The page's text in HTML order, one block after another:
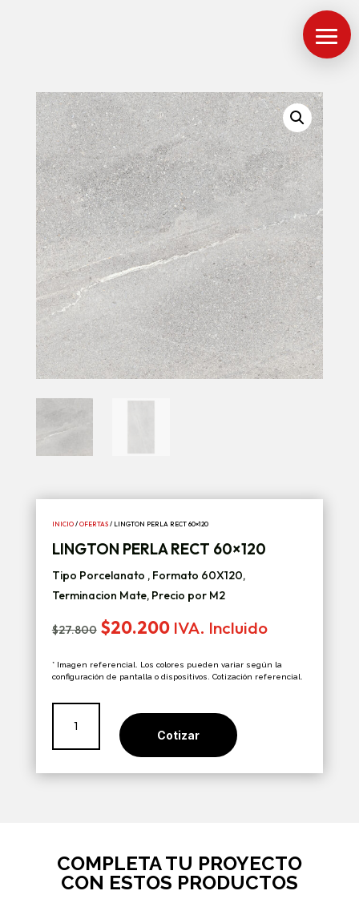
INICIO/ OFERTAS/ LINGTON PERLA RECT 60×120
LINGTON PERLA RECT 60×120
Tipo Porcelanato , Formato 60X120,
Terminacion Mate, Precio por M2
$27.800 El
original
era:
$27.800.
$20.200El
actual
es:
IVA. Incluido
* Imagen referencial. Los colores pueden variar según la
configuración de pantalla o dispositivos. Cotización referencial.
Perla
Rect
Cotizar
COMPLETA TU PROYECTO
CON ESTOS PRODUCTOS